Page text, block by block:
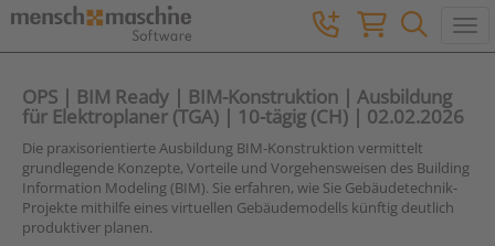
OPS | BIM Ready | BIM-Konstruktion | Ausbildung
für Elektroplaner (TGA) | 10-tägig (CH) | 02.02.2026
Die praxisorientierte Ausbildung BIM-Konstruktion vermittelt
grundlegende Konzepte, Vorteile und Vorgehensweisen des Building
Information Modeling (BIM). Sie erfahren, wie Sie Gebäudetechnik-
Projekte mithilfe eines virtuellen Gebäudemodells künftig deutlich
produktiver planen.